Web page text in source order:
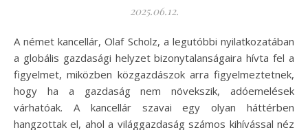
2025.06.12.
A német kancellár, Olaf Scholz, a legutóbbi nyilatkozatában
a globális gazdasági helyzet bizonytalanságaira hívta fel a
figyelmet, miközben közgazdászok arra figyelmeztetnek,
hogy ha a gazdaság nem növekszik, adóemelések
várhatóak. A kancellár szavai egy olyan háttérben
hangzottak el, ahol a világgazdaság számos kihívással néz